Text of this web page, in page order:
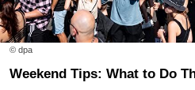
© dpa
Weekend Tips: What to Do